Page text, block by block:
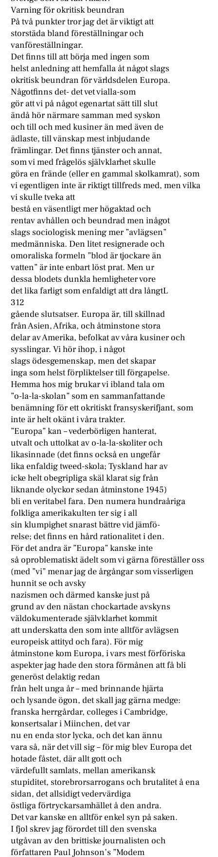
Varning för okritisk beundran
På två punkter tror jag det är viktigt att
storstäda bland föreställningar och
vanföreställningar.
Det finns till att börja med ingen som
helst anledning att hemfalla åt något slags
okritisk beundran för världsdelen Europa.
Någotfinns det- det vet vialla-som
gör att vi på något egenartat sätt till slut
ändå hör närmare samman med syskon
och till och med kusiner än med även de
ädlaste, till vänskap mest inbjudande
främlingar. Det finns tjänster och annat,
som vi med frågelös självklarhet skulle
göra en frände (eller en gammal skolkamrat), som
vi egentligen inte är riktigt tillfreds med, men vilka
vi skulle tveka att
bestå en väsentligt mer högaktad och
rentav avhållen och beundrad men inågot
slags sociologisk mening mer ”avlägsen”
medmänniska. Den litet resignerade och
omoraliska formeln ”blod är tjockare än
vatten” är inte enbart löst prat. Men ur
dessa blodets dunkla hemligheter vore
det lika farligt som enfaldigt att dra långtL
312
gående slutsatser. Europa är, till skillnad
från Asien, Afrika, och åtminstone stora
delar av Amerika, befolkat av våra kusiner och
sysslingar. Vi hör ihop, i något
slags ödesgemenskap, men det skapar
inga som helst förpliktelser till förgapelse.
Hemma hos mig brukar vi ibland tala om
”o-la-la-skolan” som en sammanfattande
benämning för ett okritiskt fransyskerifjant, som
inte är helt okänt i våra trakter.
”Europa” kan – vederbörligen hanterat,
utvalt och uttolkat av o-la-la-skoliter och
likasinnade (det finns också en ungefår
lika enfaldig tweed-skola; Tyskland har av
icke helt obegripliga skäl klarat sig från
liknande olyckor sedan åtminstone 1945)
bli en veritabel fara. Den numera hundraåriga
folkliga amerikakulten ter sig i all
sin klumpighet snarast bättre vid jämfö-
relse; det finns en hård rationalitet i den.
För det andra är ”Europa” kanske inte
så oproblematiskt ädelt som vi gärna föreställer oss
(med ”vi” menar jag de årgångar som visserligen
hunnit se och avsky
nazismen och därmed kanske just på
grund av den nästan chockartade avskyns
väldokumenterade självklarhet kommit
att underskatta den som inte alltför avlägsen
europeisk attityd och fara). För mig
åtminstone kom Europa, i vars mest förföriska
aspekter jag hade den stora förmånen att få bli
generöst delaktig redan
från helt unga år – med brinnande hjärta
och lysande ögon, det skall jag gärna medge:
franska herrgårdar, colleges i Cambridge,
konsertsalar i Miinchen, det var
nu en enda stor lycka, och det kan ännu
vara så, när det vill sig – för mig blev Europa det
hotade fåstet, där allt gott och
värdefullt samlats, mellan amerikansk
stupiditet, storebrorsarrogans och brutalitet å ena
sidan, det allsidigt vedervärdiga
östliga förtryckarsamhället å den andra.
Det var kanske en alltför enkel syn på saken.
I fjol skrev jag förordet till den svenska
utgåvan av den brittiske journalisten och
författaren Paul Johnson’s ”Modem